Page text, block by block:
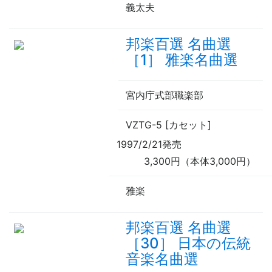
義太夫
邦楽百選 名曲選
［1］ 雅楽名曲選
宮内庁式部職楽部
VZTG-5 [カセット]
1997/2/21発売
3,300円（本体3,000円）
雅楽
邦楽百選 名曲選
［30］ 日本の伝統
音楽名曲選